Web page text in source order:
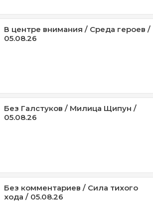
В центре внимания / Среда героев /
05.08.26
Без Галстуков / Милица Щипун /
05.08.26
Без комментариев / Сила тихого
хода / 05.08.26